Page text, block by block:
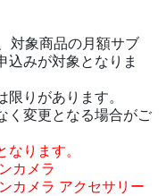
対象商品の月額サブ
込みが対象となりま
限りがあります。
く変更となる場合がご
ります。
カメラ
カメラ アクセサリー